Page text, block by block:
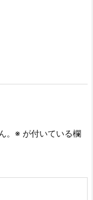
。 ※ が付いている欄